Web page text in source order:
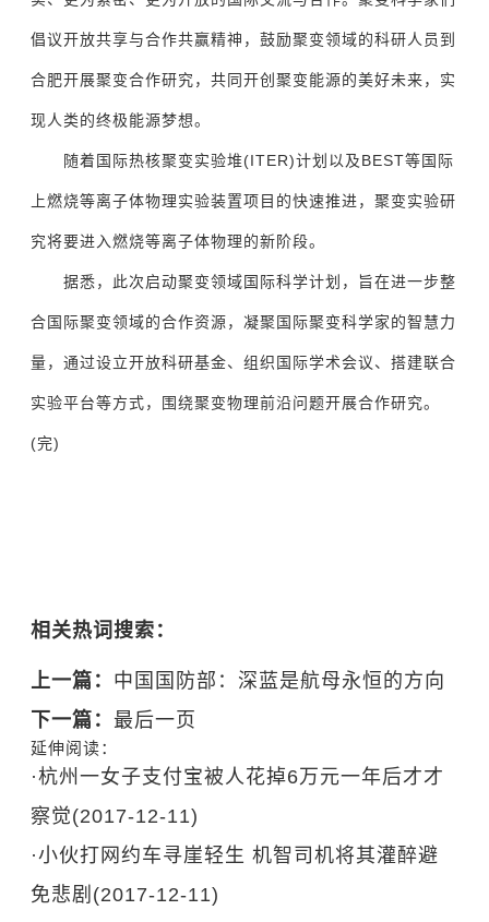
倡议开放共享与合作共赢精神，鼓励聚变领域的科研人员到
合肥开展聚变合作研究，共同开创聚变能源的美好未来，实
现人类的终极能源梦想。
随着国际热核聚变实验堆(ITER)计划以及BEST等国际
上燃烧等离子体物理实验装置项目的快速推进，聚变实验研
究将要进入燃烧等离子体物理的新阶段。
据悉，此次启动聚变领域国际科学计划，旨在进一步整
合国际聚变领域的合作资源，凝聚国际聚变科学家的智慧力
量，通过设立开放科研基金、组织国际学术会议、搭建联合
实验平台等方式，围绕聚变物理前沿问题开展合作研究。
(完)
相关热词搜索：
上一篇： 中国国防部：深蓝是航母永恒的方向
下一篇：最后一页
延伸阅读：
·杭州一女子支付宝被人花掉6万元一年后才才
察觉(2017-12-11)
·小伙打网约车寻崖轻生 机智司机将其灌醉避
免悲剧 (2017-12-11)